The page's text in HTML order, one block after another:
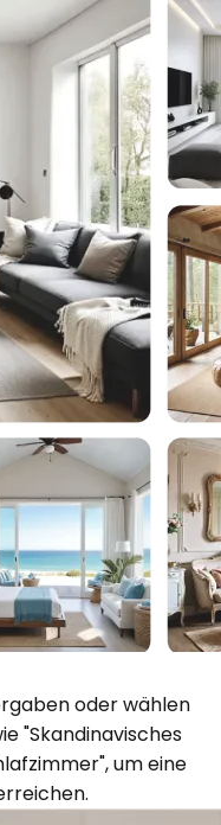
oder wählen
"Skandinavisches
um eine